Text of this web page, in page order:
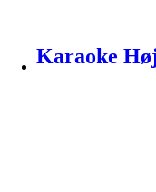
Karaoke